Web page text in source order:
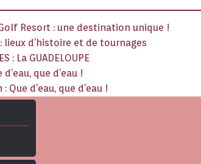
Resort : une destination unique !
lieux d’histoire et de tournages
: La GUADELOUPE
que d’eau !
d’eau, que d’eau !